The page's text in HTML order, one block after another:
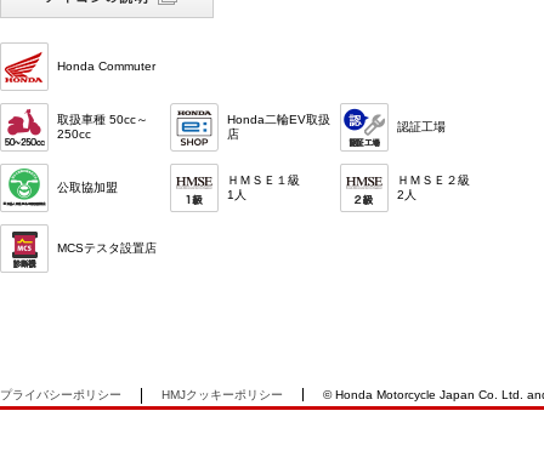
Honda Commuter
取扱車種 50cc～
250cc
Honda二輪EV取扱
店
認証工場
公取協加盟
ＨＭＳＥ１級
1人
ＨＭＳＥ２級
2人
MCSテスタ設置店
プライバシーポリシー HMJクッキーポリシー © Honda Motorcycle Japan Co. Ltd.